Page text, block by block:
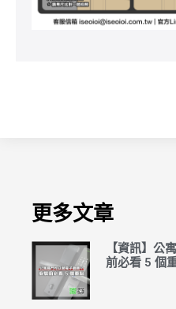
更多文章
【資訊】公
前必看 5 個